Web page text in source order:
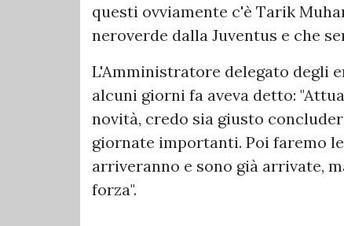
questi ovviamente c'è Tarik
neroverde dalla Juventus e che
L'Amministratore delegato degli
alcuni giorni fa aveva detto:
novità, credo sia giusto
giornate importanti. Poi faremo
arriveranno e sono già arrivate,
forza".